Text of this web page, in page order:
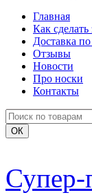
Главная
Как сделать
Доставка
Отзывы
Новости
Про носки
Контакты
Супер-